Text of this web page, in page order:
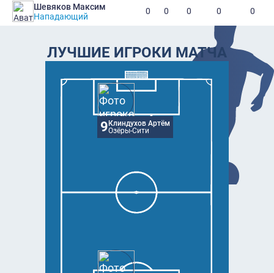
Шевяков Максим
Нападающий
0 0 0 0 0
ЛУЧШИЕ ИГРОКИ МАТЧА
9Клиндухов Артём
Озёры-Сити